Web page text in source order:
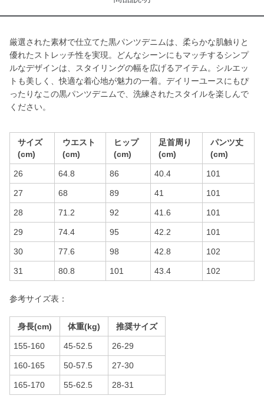
厳選された素材で仕立てた黒パンツデニムは、柔らかな肌触りと
優れたストレッチ性を実現。どんなシーンにもマッチするシンプ
ルなデザインは、スタイリングの幅を広げるアイテム。シルエッ
トも美しく、快適な着心地が魅力の一着。デイリーユースにもぴ
ったりなこの黒パンツデニムで、洗練されたスタイルを楽しんで
ください。
サイズ
(cm)
ウエスト
(cm)
ヒップ
(cm)
足首周り
(cm)
パンツ丈
(cm)
26 64.8 86 40.4 101
27 68 89 41 101
28 71.2 92 41.6 101
29 74.4 95 42.2 101
30 77.6 98 42.8 102
31 80.8 101 43.4 102
参考サイズ表：
身長(cm) 体重(kg) 推奨サイズ
155-160 45-52.5 26-29
160-165 50-57.5 27-30
165-170 55-62.5 28-31